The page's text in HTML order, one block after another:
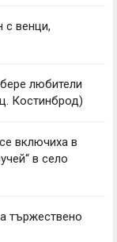
венци,
любители
Костинброд)
включиха в
в село
тържествено